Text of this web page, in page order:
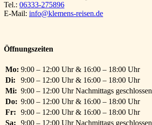
Tel.: 06333-275896
E-Mail: info@klemens-reisen.de
Öffnungszeiten
Mo: 9:00 – 12:00 Uhr & 16:00 – 18:00 Uhr
Di:
9:00 – 12:00 Uhr & 16:00 – 18:00 Uhr
Mi: 9:00 – 12:00 Uhr Nachmittags geschlossen
Do: 9:00 – 12:00 Uhr & 16:00 – 18:00 Uhr
Fr:
9:00 – 12:00 Uhr & 16:00 – 18:00 Uhr
Sa:
9:00 – 12:00 Uhr Nachmittags geschlossen